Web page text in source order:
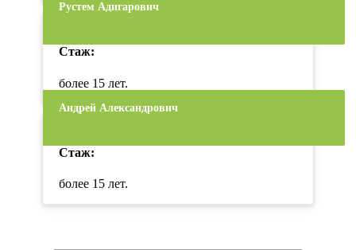
Рустем Адигарович
Стаж:
более 15 лет.
Андрей Александрович
Стаж:
более 15 лет.